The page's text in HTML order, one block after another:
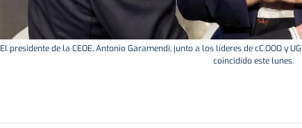
El presidente de la CEOE, Antonio Garamendi, junto a los líderes de cC.OOO y
coincidido este lunes.